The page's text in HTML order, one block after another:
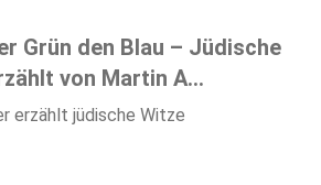
Grün den Blau – Jüdische
von Martin A...
erzählt jüdische Witze